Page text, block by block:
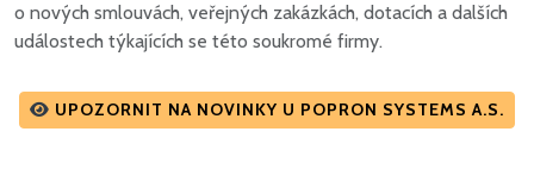
o nových smlouvách, veřejných zakázkách, dotacích a dalších
událostech týkajících se této soukromé firmy.
UPOZORNIT NA NOVINKY U POPRON SYSTEMS A.S.